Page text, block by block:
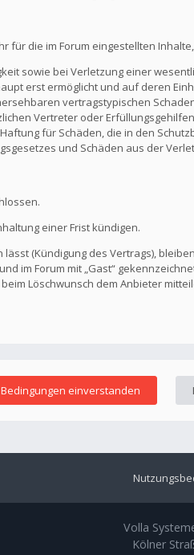
für die im Forum eingestellten
sowie bei Verletzung einer
erst ermöglicht und auf deren
vertragstypischen
Vertreter oder
für Schäden, die in den
und Schäden aus der
einer Frist kündigen.
(Kündigung des Vertrags),
im Forum mit „Gast“
Löschwunsch dem Anbieter
Volla
Kölner